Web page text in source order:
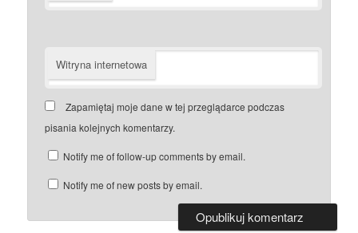
Witryna internetowa
Zapamiętaj moje dane w tej przeglądarce podczas
pisania kolejnych komentarzy.
Notify me of follow-up comments by email.
Notify me of new posts by email.